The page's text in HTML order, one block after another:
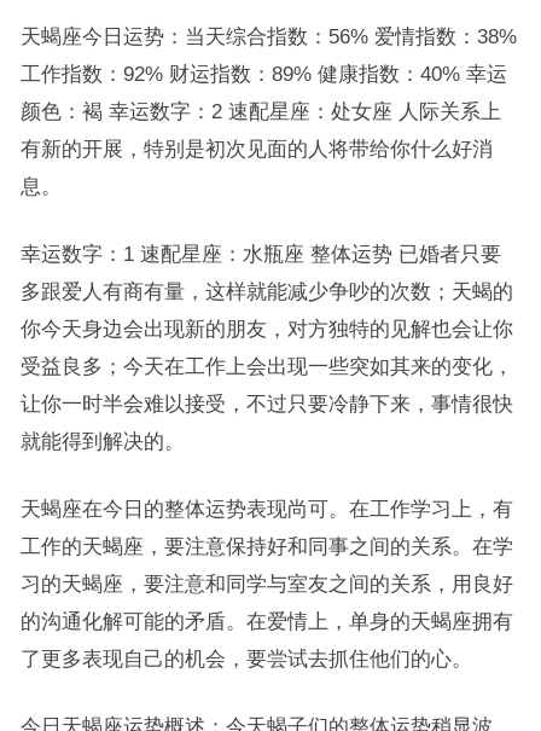
天蝎座今日运势：当天综合指数：56% 爱情指数：38%
工作指数：92% 财运指数：89% 健康指数：40% 幸运
颜色：褐 幸运数字：2 速配星座：处女座 人际关系上
有新的开展，特别是初次见面的人将带给你什么好消
息。
幸运数字：1 速配星座：水瓶座 整体运势 已婚者只要
多跟爱人有商有量，这样就能减少争吵的次数；天蝎的
你今天身边会出现新的朋友，对方独特的见解也会让你
受益良多；今天在工作上会出现一些突如其来的变化，
让你一时半会难以接受，不过只要冷静下来，事情很快
就能得到解决的。
天蝎座在今日的整体运势表现尚可。在工作学习上，有
工作的天蝎座，要注意保持好和同事之间的关系。在学
习的天蝎座，要注意和同学与室友之间的关系，用良好
的沟通化解可能的矛盾。在爱情上，单身的天蝎座拥有
了更多表现自己的机会，要尝试去抓住他们的心。
今日天蝎座运势概述：今天蝎子们的整体运势稍显波